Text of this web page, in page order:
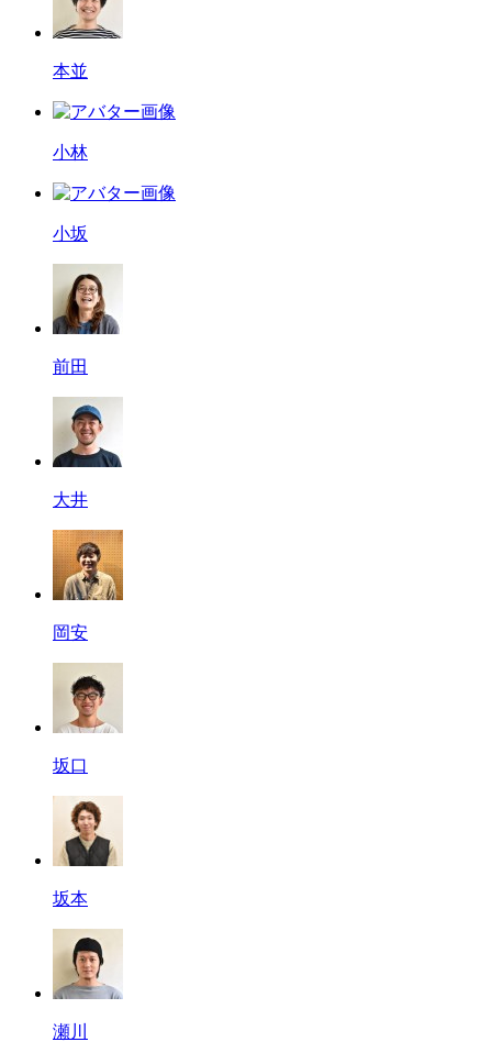
本並
小林
小坂
前田
大井
岡安
坂口
坂本
瀬川